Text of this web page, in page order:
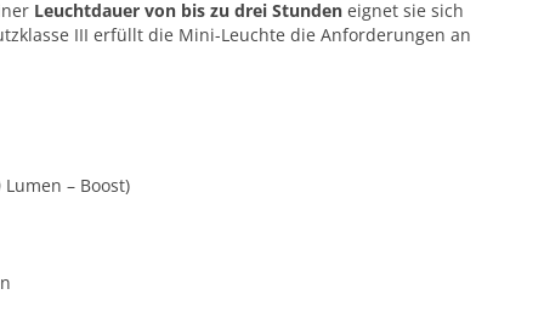
Leuchtdauer von bis zu drei Stunden eignet sie sich
III erfüllt die Mini-Leuchte die Anforderungen an
– Boost)